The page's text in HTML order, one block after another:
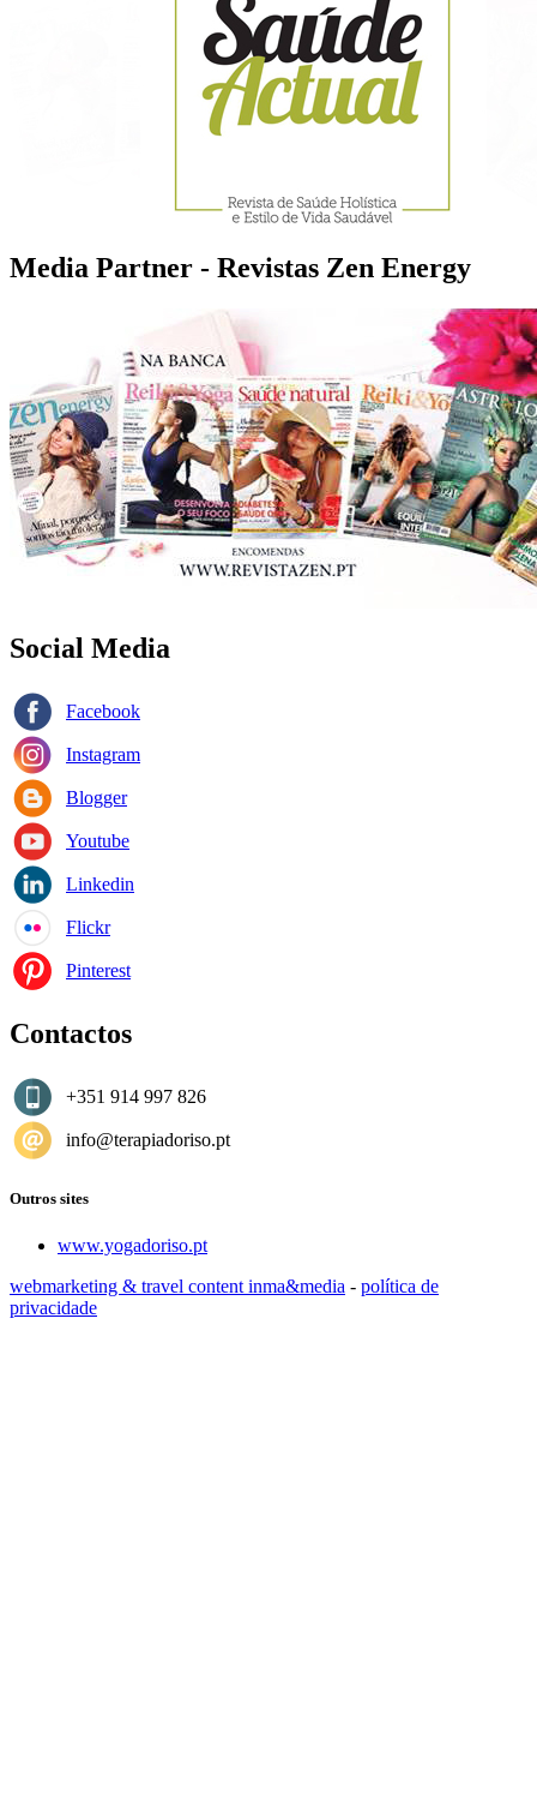
Media Partner - Revistas Zen Energy
Social Media
Facebook
Instagram
Blogger
Youtube
Linkedin
Flickr
Pinterest
Contactos
+351 914 997 826
info@terapiadoriso.pt
Outros sites
www.yogadoriso.pt
webmarketing & travel content inma&media - política de
privacidade